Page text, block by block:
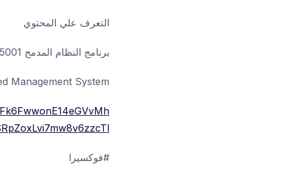
التعرف علي المحتوي
برنامج النظام المدمج IMS 9001_14001_45001
Management System
#فوكسيرا